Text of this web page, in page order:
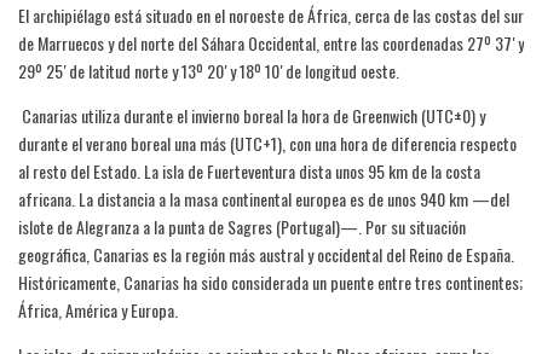
​El archipiélago está situado en el noroeste de África, cerca de las costas del sur
de Marruecos y del norte del Sáhara Occidental, entre las coordenadas 27º 37′ y
29º 25′ de latitud norte y 13º 20′ y 18º 10′ de longitud oeste.
​ Canarias utiliza durante el invierno boreal la hora de Greenwich (UTC±0) y
durante el verano boreal una más (UTC+1), con una hora de diferencia respecto
al resto del Estado. La isla de Fuerteventura dista unos 95 km de la costa
africana. La distancia a la masa continental europea es de unos 940 km —del
islote de Alegranza a la punta de Sagres (Portugal)—. Por su situación
geográfica, Canarias es la región más austral y occidental del Reino de España.
Históricamente, Canarias ha sido considerada un puente entre tres continentes;
África, América y Europa.